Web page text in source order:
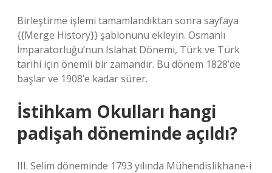
Birleştirme işlemi tamamlandıktan sonra sayfaya
{{Merge History}} şablonunu ekleyin. Osmanlı
İmparatorluğu’nun Islahat Dönemi, Türk ve Türk
tarihi için önemli bir zamandır. Bu dönem 1828’de
başlar ve 1908’e kadar sürer.
İstihkam Okulları hangi
padişah döneminde açıldı?
III. Selim döneminde 1793 yılında Mühendislikhane-i